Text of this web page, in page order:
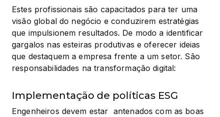
Estes profissionais são capacitados para ter uma
visão global do negócio e conduzirem estratégias
que impulsionem resultados. De modo a identificar
gargalos nas esteiras produtivas e oferecer ideias
que destaquem a empresa frente a um setor. São
responsabilidades na transformação digital:
Implementação de políticas ESG
Engenheiros devem estar  antenados com as boas